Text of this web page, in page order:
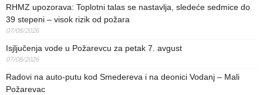
RHMZ upozorava: Toplotni talas se nastavlja, sledeće sedmice do
39 stepeni – visok rizik od požara
07/08/2026
Isjljučenja vode u Požarevcu za petak 7. avgust
07/08/2026
Radovi na auto-putu kod Smedereva i na deonici Vodanj – Mali
Požarevac